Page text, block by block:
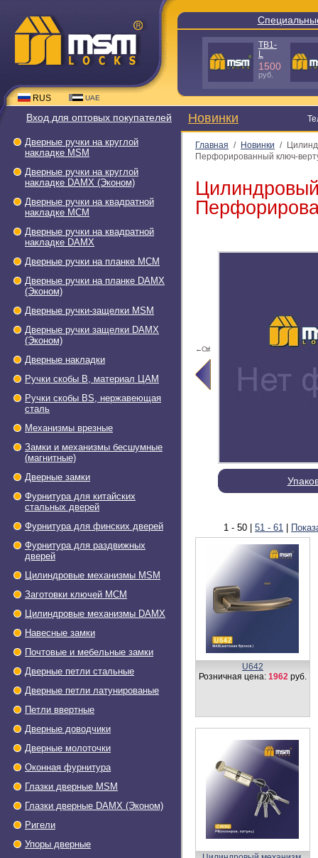
RUS UAE
Специальные
A640 GR-
C
980руб.
TS3-L50 -
288 руб.
Вход для оптовых покупателей
Дверные ручки на круглой
накладке МSМ
Дверные ручки на круглой
накладке DAMX (Эконом)
Дверные ручки на квадратной
накладке МСМ
Дверные ручки на квадратной
накладке DAMX
Дверные ручки на планке МСМ
Дверные ручки на планке DAMX
(Эконом)
Дверные ручки-защелки МSМ
Дверные ручки защелки DAMX
(Эконом)
Дверные накладки
Ручки скобы В, материал ЦАМ
Ручки скобы BS, нержавеющая
сталь
Механизмы врезные
Замки и механизмы бесшумные
(магнитные)
Дверные замки
Фурнитура для китайских
стальных дверей
Фурнитура для финских дверей
Фурнитура для раздвижных
дверей
Цилиндровые механизмы MSM
Заготовки ключей МСМ
Цилиндровые механизмы DAMX
Навесные замки
Почтовые и мебельные замки
Дверные петли стальные
Дверные петли латунированые
Петли ввертные
Дверные доводчики
Дверные молоточки
Оконная фурнитура
Глазки дверные МSМ
Глазки дверные DAMX (Эконом)
Ригели
Упоры дверные
Новинки Тел.:
Главная / Новинки /
Перфорированный ключ-
←Ctrl
1 - 50 51 - 61
U642
Розничная цена: 1962 руб.